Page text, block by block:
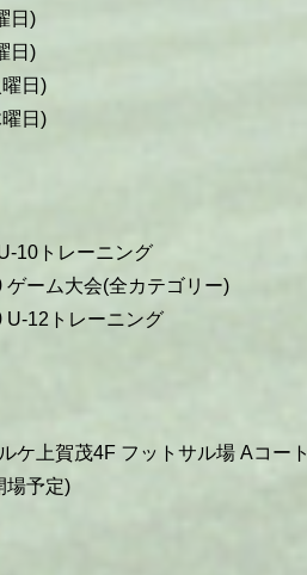
日)
日)
曜日)
曜日)
10トレーニング
ゲーム大会(全カテゴリー)
U-12トレーニング
ケ上賀茂4F フットサル場 Aコート
予定)